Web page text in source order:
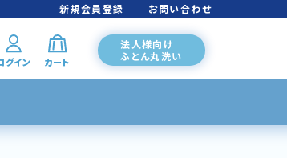
新規会員登録 お問い合わせ
グイン カート
法人様向け
ふとん丸洗い